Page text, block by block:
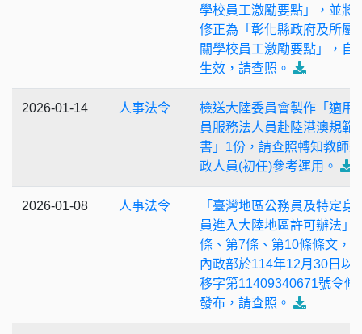
學校員工激勵要點」，並將
修正為「彰化縣政府及所屬
關學校員工激勵要點」，自
生效，請查照。
2026-01-14 人事法令
檢送大陸委員會製作「適用
員服務法人員赴陸港澳規範
書」1份，請查照轉知教師
政人員(初任)參考運用。
2026-01-08 人事法令
「臺灣地區公務員及特定身
員進入大陸地區許可辦法」
條、第7條、第10條條文，
內政部於114年12月30日以
移字第11409340671號令修
發布，請查照。